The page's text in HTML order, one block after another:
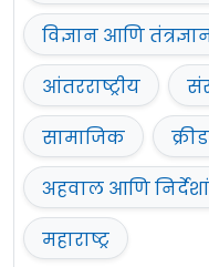
विज्ञान आणि
आंतरराष्ट्रीय
सामाजिक
अहवाल आणि
महाराष्ट्र